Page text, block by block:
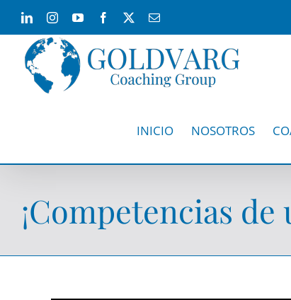
Skip
to
content
LinkedInInstagramYouTubeFacebook Email
INICIO NOSOTROS
¡Competencias